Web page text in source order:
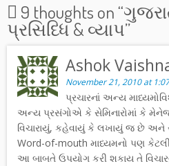
9 thoughts on “
પ્રસિધ્ધિ & વ્યાપ”
Ashok
November 21, 2010 at
પ્રચારનાં અન્ય
અન્ય પ્રસંગોએ કે સેમિનારોમાં કે
વિચારાયું, કહેવાયું કે લખાયું જ છે અને
Word-of-mouth માધ્યમનો પણ
આ બાબતે ઉપયોગ કરી શકાય તે